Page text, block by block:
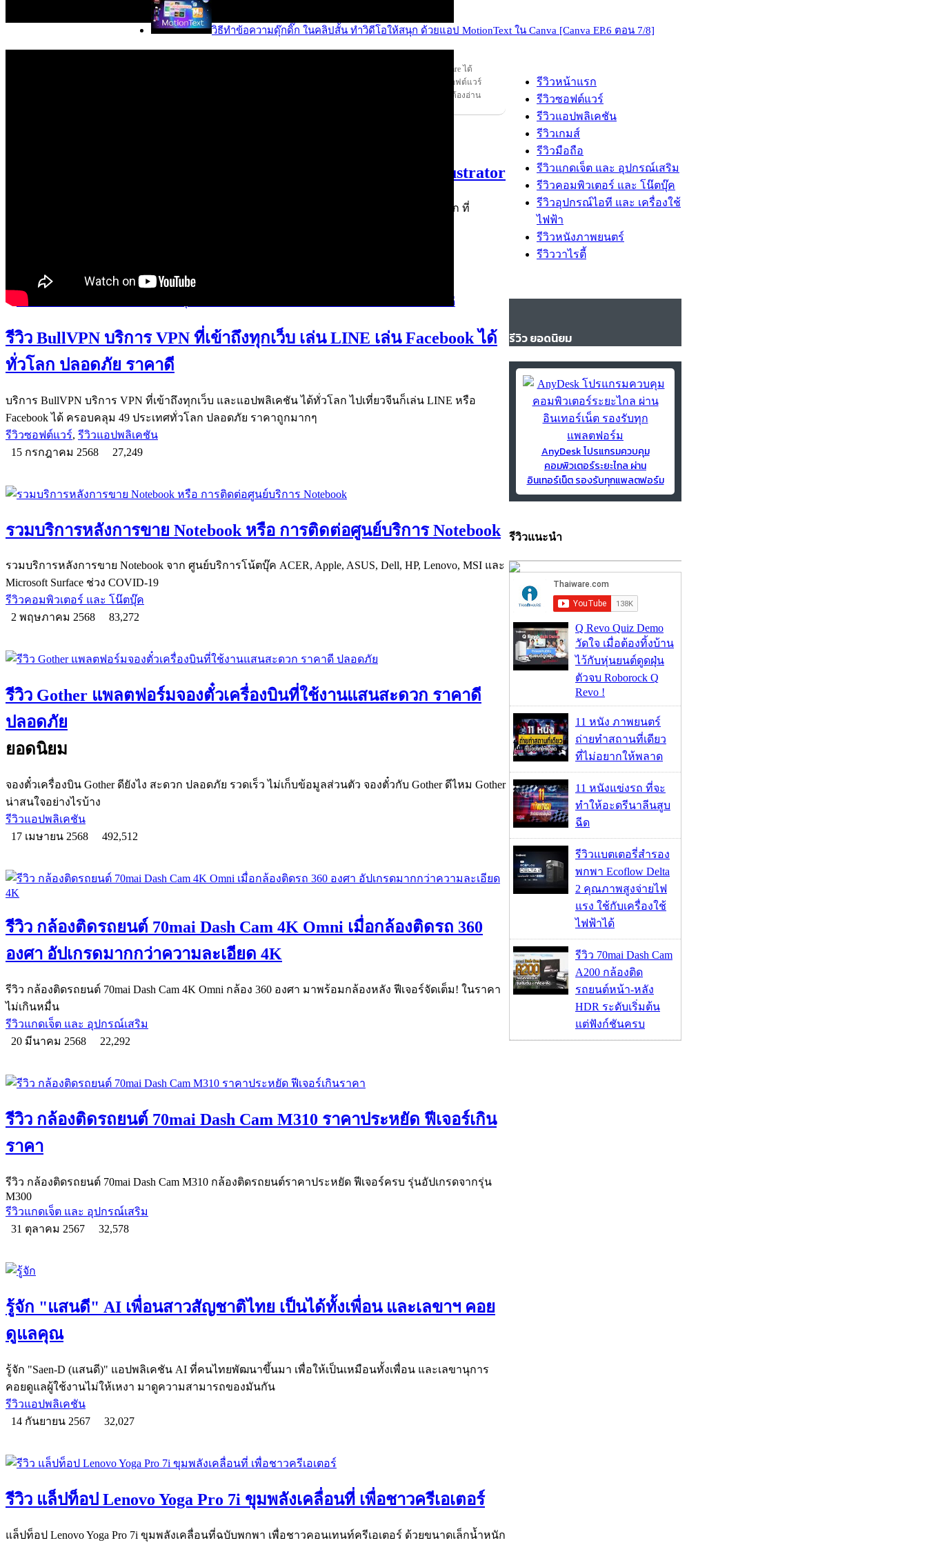
วิธีทำข้อความดุ๊กดิ๊ก ในคลิปสั้น ทำวิดีโอให้สนุก ด้วยแอป MotionText ใน Canva [Canva EP.6 ตอน 7/8]
ที่ทีมงาน Thaiware ได้
แบบจับต้องสินค้าชนิดนั้นจริงๆ หรือ ทดลองใช้งานซอฟต์แวร์
นั้นจริงๆ เรารีวิวแบบ เป็นกลาง ไม่มีโม้ ไม่ลำเอียง อ่านรีวิว ของจริง ต้องอ่าน
9 ฟรีเว็บไซต์ บริการวาดภาพเวกเตอร์ออนไลน์ เหมือน Adobe Illustrator
แนะนำ 9 โปรแกรม ที่เป็นบริการวาดภาพเวกเตอร์ออนไลน์ ใช้แทน Adobe Illustrator เป็นทางเลือก ที่
รีวิว BullVPN บริการ VPN ที่เข้าถึงทุกเว็บ เล่น LINE เล่น Facebook ได้
ทั่วโลก ปลอดภัย ราคาดี
บริการ BullVPN บริการ VPN ที่เข้าถึงทุกเว็บ และแอปพลิเคชัน ได้ทั่วโลก ไปเที่ยวจีนก็เล่น LINE หรือ
Facebook ได้ ครอบคลุม 49 ประเทศทั่วโลก ปลอดภัย ราคาถูกมากๆ
รีวิวซอฟต์แวร์, รีวิวแอปพลิเคชัน
15 กรกฎาคม 2568
27,249
รวมบริการหลังการขาย Notebook หรือ การติดต่อศูนย์บริการ Notebook
รวมบริการหลังการขาย Notebook จาก ศูนย์บริการโน้ตบุ๊ค ACER, Apple, ASUS, Dell, HP, Lenovo, MSI และ
Microsoft Surface ช่วง COVID-19
รีวิวคอมพิวเตอร์ และ โน๊ตบุ๊ค
2 พฤษภาคม 2568
83,272
รีวิว Gother แพลตฟอร์มจองตั๋วเครื่องบินที่ใช้งานแสนสะดวก ราคาดี
ปลอดภัย
ยอดนิยม
จองตั๋วเครื่องบิน Gother ดียังไง สะดวก ปลอดภัย รวดเร็ว ไม่เก็บข้อมูลส่วนตัว จองตั๋วกับ Gother ดีไหม Gother
น่าสนใจอย่างไรบ้าง
รีวิวแอปพลิเคชัน
17 เมษายน 2568
492,512
รีวิว กล้องติดรถยนต์ 70mai Dash Cam 4K Omni เมื่อกล้องติดรถ 360
องศา อัปเกรดมากกว่าความละเอียด 4K
รีวิว กล้องติดรถยนต์ 70mai Dash Cam 4K Omni กล้อง 360 องศา มาพร้อมกล้องหลัง ฟีเจอร์จัดเต็ม! ในราคา
ไม่เกินหมื่น
รีวิวแกดเจ็ต และ อุปกรณ์เสริม
20 มีนาคม 2568
22,292
รีวิว กล้องติดรถยนต์ 70mai Dash Cam M310 ราคาประหยัด ฟีเจอร์เกิน
ราคา
รีวิว กล้องติดรถยนต์ 70mai Dash Cam M310 กล้องติดรถยนต์ราคาประหยัด ฟีเจอร์ครบ รุ่นอัปเกรดจากรุ่น
M300
รีวิวแกดเจ็ต และ อุปกรณ์เสริม
31 ตุลาคม 2567
32,578
รู้จัก "แสนดี" AI เพื่อนสาวสัญชาติไทย เป็นได้ทั้งเพื่อน และเลขาฯ คอย
ดูแลคุณ
รู้จัก "Saen-D (แสนดี)" แอปพลิเคชัน AI ที่คนไทยพัฒนาขึ้นมา เพื่อให้เป็นเหมือนทั้งเพื่อน และเลขานุการ
คอยดูแลผู้ใช้งานไม่ให้เหงา มาดูความสามารถของมันกัน
รีวิวแอปพลิเคชัน
14 กันยายน 2567
32,027
รีวิว แล็ปท็อป Lenovo Yoga Pro 7i ขุมพลังเคลื่อนที่ เพื่อชาวครีเอเตอร์
แล็ปท็อป Lenovo Yoga Pro 7i ขุมพลังเคลื่อนที่ฉบับพกพา เพื่อชาวคอนเทนท์ครีเอเตอร์ ด้วยขนาดเล็กน้ำหนัก
รีวิวหน้าแรก
รีวิวซอฟต์แวร์
รีวิวแอปพลิเคชัน
รีวิวเกมส์
รีวิวมือถือ
รีวิวแกดเจ็ต และ อุปกรณ์เสริม
รีวิวคอมพิวเตอร์ และ โน๊ตบุ๊ค
รีวิวอุปกรณ์ไอที และ เครื่องใช้
ไฟฟ้า
รีวิวหนังภาพยนตร์
รีวิววาไรตี้
รีวิว ยอดนิยม
AnyDesk โปรแกรมควบคุม
คอมพิวเตอร์ระยะไกล ผ่าน
อินเทอร์เน็ต รองรับทุกแพลตฟอร์ม
รีวิวแนะนำ
Q Revo Quiz Demo
วัดใจ เมื่อต้องทิ้งบ้าน
ไว้กับหุ่นยนต์ดูดฝุ่น
ตัวจบ Roborock Q
Revo !
11 หนัง ภาพยนตร์
ถ่ายทำสถานที่เดียว
ที่ไม่อยากให้พลาด
11 หนังแข่งรถ ที่จะ
ทำให้อะดรีนาลีนสูบ
ฉีด
รีวิวแบตเตอรี่สำรอง
พกพา Ecoflow Delta
2 คุณภาพสูงจ่ายไฟ
แรง ใช้กับเครื่องใช้
ไฟฟ้าได้
รีวิว 70mai Dash Cam
A200 กล้องติด
รถยนต์หน้า-หลัง
HDR ระดับเริ่มต้น
แต่ฟังก์ชันครบ